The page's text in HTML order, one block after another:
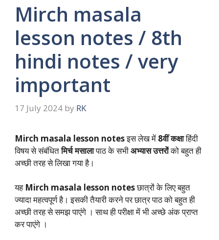
Mirch masala
lesson notes / 8th
hindi notes / very
important
17 July 2024 by RK
Mirch masala lesson notesइस लेख में 8वीं कक्षाहिंदी
विषय से संबंधितमिर्च मसालापाठ के सभीअभ्यासउत्तरोंको बहुत ही
अच्छी तरह से लिखा गया है।
यह Mirch masala lesson notesछात्रों के लिए बहुत
ज्यादा महत्वपूर्ण है। इसकी तैयारी करने पर छात्र पाठ को बहुत ही
अच्छी तरह से समझ पाएंगे । साथ ही परीक्षा में भी अच्छे अंक प्राप्त
कर पाएंगे ।